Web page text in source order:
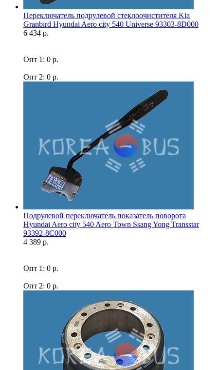
Переключатель подрулевой стеклоочистителя Kia
Granbird Hyundai Aero city 540 Universe 93303-8D000
6 434 р.
Опт 1: 0 р.
Опт 2: 0 р.
Подрулевой переключатель показатель поворота
Hyundai Aero city 540 Aero Town Ssang Yong Transstar
93392-8C000
4 389 р.
Опт 1: 0 р.
Опт 2: 0 р.